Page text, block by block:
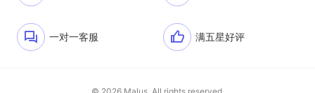
一对一客服 满五星好评